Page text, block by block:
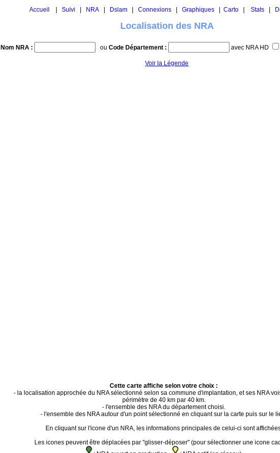
Accueil Suivi NRA Dslam Connexions Graphiques Carto Stats
Localisation des NRA
Nom NRA : ou Code Département : avec NRA HD
Voir la Légende
Cette carte affiche selon votre choix :
- la localisation approchée du NRA sélectionné selon sa commune d'implantation, et ses NRA
périmètre de 40 km par 40 km.
- l'ensemble des NRA du département choisi.
- l'ensemble des NRA autour d'un point sélectionné en cliquant sur la carte puis sur le
En cliquant sur l'icone d'un NRA, les informations principales de celui-ci sont
Les icones peuvent être déplacées par "glisser-déposer" (pour sélectionner une icone